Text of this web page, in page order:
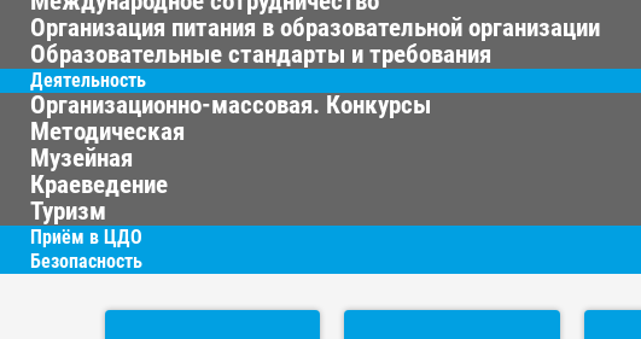
Организация питания в образовательной организации
Образовательные стандарты и требования
Деятельность
Организационно-массовая. Конкурсы
Методическая
Музейная
Краеведение
Туризм
Приём в ЦДО
Безопасность